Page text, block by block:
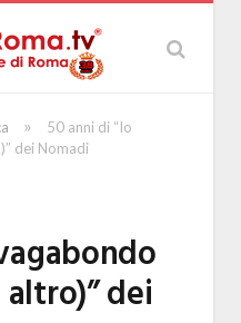
»
50 anni di “Io
dei Nomadi
dei